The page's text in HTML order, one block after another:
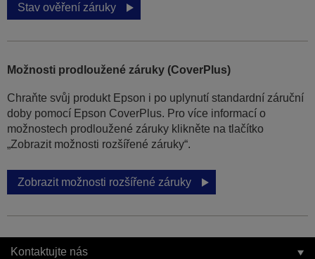
Stav ověření záruky
Možnosti prodloužené záruky (CoverPlus)
Chraňte svůj produkt Epson i po uplynutí standardní záruční
doby pomocí Epson CoverPlus. Pro více informací o
možnostech prodloužené záruky klikněte na tlačítko
„Zobrazit možnosti rozšířené záruky“.
Zobrazit možnosti rozšířené záruky
Kontaktujte nás